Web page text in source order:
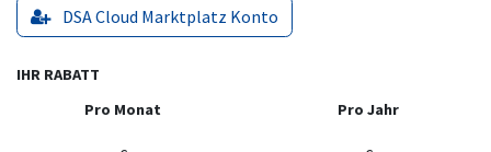
DSA Cloud Marktplatz Konto
IHR RABATT
Pro Monat
Pro Jahr